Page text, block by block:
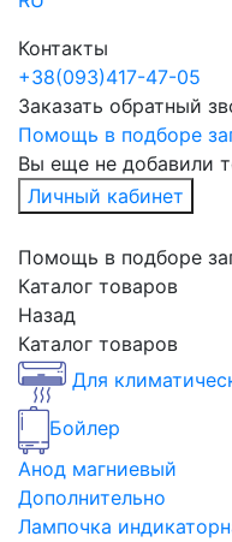
Контакты
+38(093)417-47-05
Заказать обратный
Помощь в подборе
Вы еще не добавили
Личный кабинет
Помощь в подборе
Каталог товаров
Назад
Каталог товаров
Для
Бойлер
Анод магниевый
Дополнительно
Лампочка